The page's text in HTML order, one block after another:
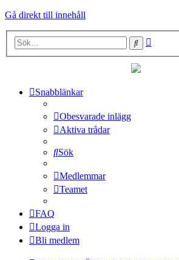
Gå direkt till innehåll
Sök
Snabblänkar
Obesvarade inlägg
Aktiva trådar
Sök
Medlemmar
Teamet
FAQ
Logga in
Bli medlem